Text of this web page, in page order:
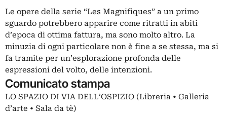
Le opere della serie “Les Magnifiques” a un primo
sguardo potrebbero apparire come ritratti in abiti
d’epoca di ottima fattura, ma sono molto altro. La
minuzia di ogni particolare non è fine a se stessa, ma si
fa tramite per un’esplorazione profonda delle
espressioni del volto, delle intenzioni.
Comunicato stampa
LO SPAZIO DI VIA DELL’OSPIZIO (Libreria • Galleria
d’arte • Sala da tè)